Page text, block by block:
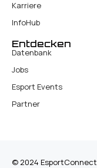
Karriere
InfoHub
Entdecken
Datenbank
Jobs
Esport Events
Partner
© 2024 EsportConnect